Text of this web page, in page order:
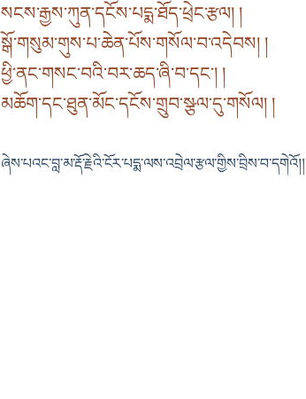
སངས་རྒྱས་ཀུན་དངོས་པདྨ་ཐོད་ཕྲེང་རྩལ། །
སྒོ་གསུམ་གུས་པ་ཆེན་པོས་གསོལ་བ་འདེབས། །
ཕྱི་ནང་གསང་བའི་བར་ཆད་ཞི་བ་དང༌། །
མཆོག་དང་ཐུན་མོང་དངོས་གྲུབ་སྩལ་དུ་གསོལ། །
ཞེས་པའང་བླ་མ་རྡོ་རྗེའི་ངོར་པདྨ་ལས་འབྲེལ་རྩལ་གྱིས་བྲིས་བ་དགེའོ།།